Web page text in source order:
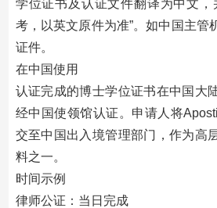
学位证书及认证文件翻译为中文，
考，以英文原件为准”。如中国主管
证件。
在中国使用
认证完成的博士学位证书在中国大
经中国使领馆认证。申请人将
交至中国出入境管理部门，作为高
料之一。
时间示例
律师公证：当日完成